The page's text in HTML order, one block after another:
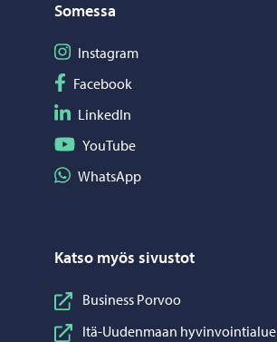
Somessa
Seuraa Instagram
Instagram
Seuraa Facebook
Facebook
Seuraa LinkedIn
LinkedIn
Seuraa YouTube
YouTube
Jaa WhatsApp
WhatsApp
Katso myös sivustot
Business Porvoo
Itä-Uudenmaan hyvinvointialue